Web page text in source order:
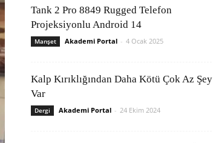
Tank 2 Pro 8849 Rugged Telefon
Projeksiyonlu Android 14
Manşet Akademi Portal - 4 Ocak 2025
Kalp Kırıklığından Daha Kötü Çok Az Şey
Var
Dergi Akademi Portal - 24 Ekim 2024